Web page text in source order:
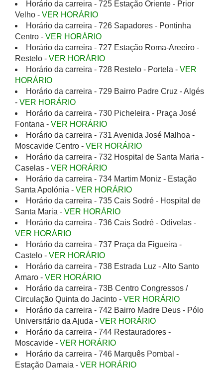
Horário da carreira - 725 Estação Oriente - Prior
Velho - VER HORÁRIO
Horário da carreira - 726 Sapadores - Pontinha
Centro - VER HORÁRIO
Horário da carreira - 727 Estação Roma-Areeiro -
Restelo - VER HORÁRIO
Horário da carreira - 728 Restelo - Portela - VER
HORÁRIO
Horário da carreira - 729 Bairro Padre Cruz - Algés
- VER HORÁRIO
Horário da carreira - 730 Picheleira - Praça José
Fontana - VER HORÁRIO
Horário da carreira - 731 Avenida José Malhoa -
Moscavide Centro - VER HORÁRIO
Horário da carreira - 732 Hospital de Santa Maria -
Caselas - VER HORÁRIO
Horário da carreira - 734 Martim Moniz - Estação
Santa Apolónia - VER HORÁRIO
Horário da carreira - 735 Cais Sodré - Hospital de
Santa Maria - VER HORÁRIO
Horário da carreira - 736 Cais Sodré - Odivelas -
VER HORÁRIO
Horário da carreira - 737 Praça da Figueira -
Castelo - VER HORÁRIO
Horário da carreira - 738 Estrada Luz - Alto Santo
Amaro - VER HORÁRIO
Horário da carreira - 73B Centro Congressos /
Circulação Quinta do Jacinto - VER HORÁRIO
Horário da carreira - 742 Bairro Madre Deus - Pólo
Universitário da Ajuda - VER HORÁRIO
Horário da carreira - 744 Restauradores -
Moscavide - VER HORÁRIO
Horário da carreira - 746 Marquês Pombal -
Estação Damaia - VER HORÁRIO